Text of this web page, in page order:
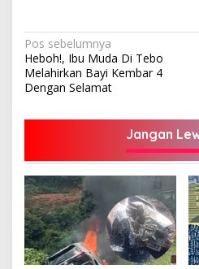
Navigasi
pos
Pos sebelumnya
Heboh!, Ibu Muda Di Tebo
Melahirkan Bayi Kembar 4
Dengan Selamat
Jangan